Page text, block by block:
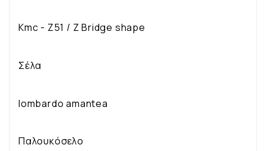
Kmc - Z51 / Z Bridge shape
Σέλα
lombardo amantea
Παλουκόσελο